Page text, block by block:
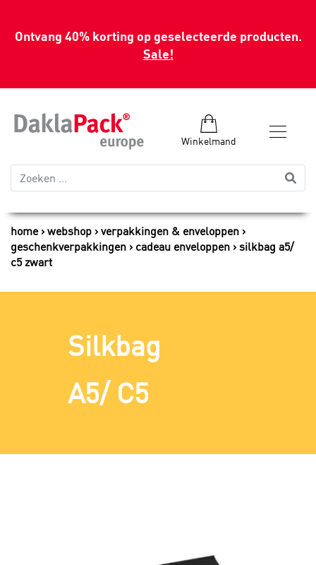
Ontvang 40% korting op geselecteerde producten.
Sale!
Winkelmand
home webshop
verpakkingen & enveloppen
geschenkverpakkingen
cadeau enveloppen
silkbag a5/
c5 zwart
Silkbag
A5/ C5